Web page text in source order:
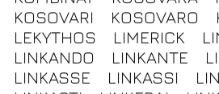
KOSOVARI
KOSOVARO
LEKYTHOS
LIMERICK
LINKANDO
LINKANTE
LINKASSE
LINKASSI